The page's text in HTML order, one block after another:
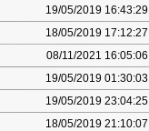
19/05/2019 16:43:29
18/05/2019 17:12:27
08/11/2021 16:05:06
19/05/2019 01:30:03
19/05/2019 23:04:25
18/05/2019 21:10:07